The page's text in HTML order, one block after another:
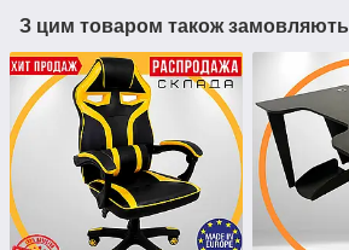
З цим товаром також замовляють